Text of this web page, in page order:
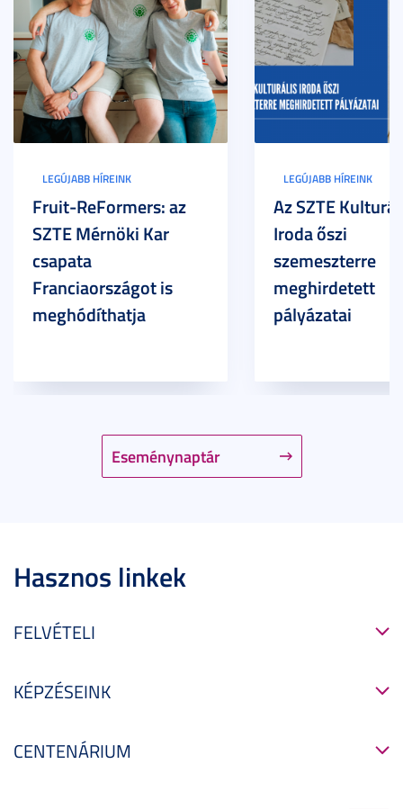
Eseménynaptár
LEGÚJABB HÍREINK
Fruit-ReFormers: az
SZTE Mérnöki Kar
csapata
Franciaországot is
meghódíthatja
LEGÚJABB HÍREINK
Az SZTE
Iroda őszi
szemeszterre
meghirdetett
pályázatai
Hasznos linkek
FELVÉTELI
KÉPZÉSEINK
CENTENÁRIUM